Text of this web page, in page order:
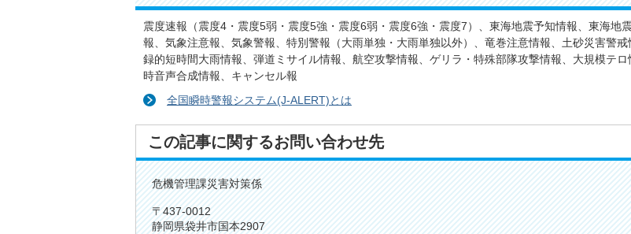
震度速報（震度4・震度5弱・震度5強・震度6弱・震度6強・震度7）、東海地震予知情報、東海地
報、気象注意報、気象警報、特別警報（大雨単独・大雨単独以外）、竜巻注意情報、土砂災害警戒
録的短時間大雨情報、弾道ミサイル情報、航空攻撃情報、ゲリラ・特殊部隊攻撃情報、大規模テロ
時音声合成情報、キャンセル報
全国瞬時警報システム(J-ALERT)とは
この記事に関するお問い合わせ先
危機管理課災害対策係
〒437-0012
静岡県袋井市国本2907